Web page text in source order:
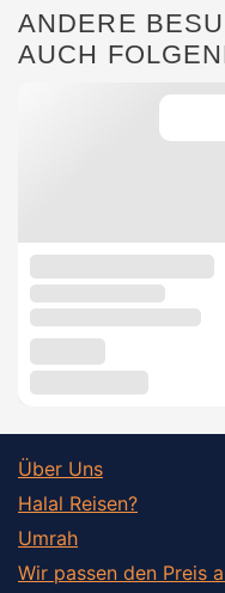
ANDERE
AUCH
Über Uns
Halal Reisen?
Umrah
Wir passen den Preis